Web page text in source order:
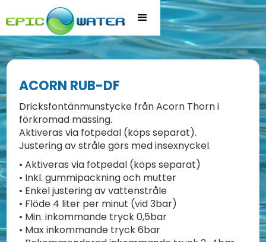
ACORN RUB-DF
Dricksfontänmunstycke från Acorn Thorn i
förkromad mässing.
Aktiveras via fotpedal (köps separat).
Justering av stråle görs med insexnyckel.
• Aktiveras via fotpedal (köps separat)
• Inkl. gummipackning och mutter
• Enkel justering av vattenstråle
• Flöde 4 liter per minut (vid 3bar)
• Min. inkommande tryck 0,5bar
• Max inkommande tryck 6bar